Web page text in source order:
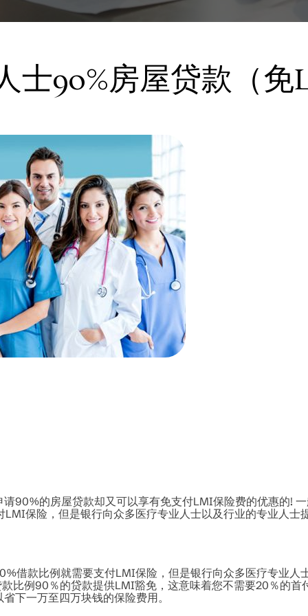
士90%房屋贷款（免
90%的房屋贷款却又可以享有免支付LMI保险费的优惠的!
保险，但是银行向众多医疗专业人士以及行业的专业人士
借款比例就需要支付LMI保险，但是银行向众多医疗专业人
比例90％的贷款提供LMI豁免，这意味着您不需要20％的首
下一万至四万块钱的保险费用。